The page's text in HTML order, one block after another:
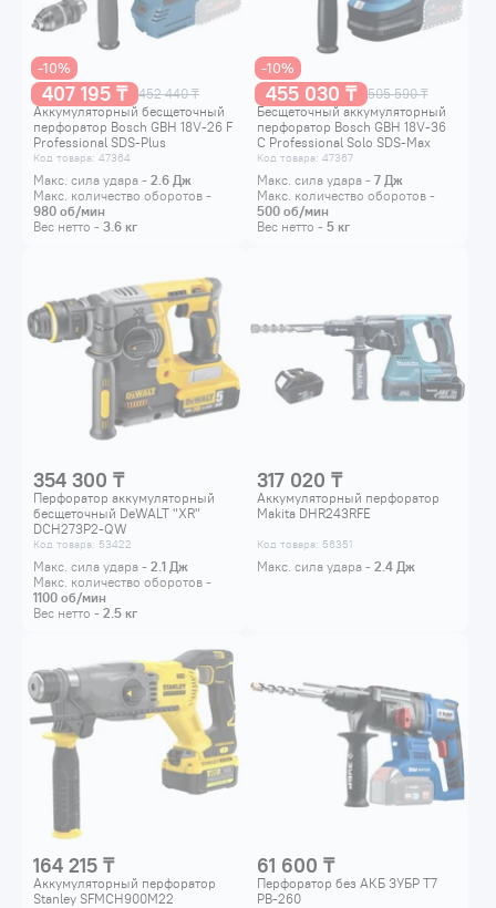
407 195 ₸ 452 440 ₸
-10%
Аккумуляторный бесщеточный
перфоратор Bosch GBH 18V-26 F
Professional SDS-Plus
0611910003
Код товара: 47364
Макс. сила удара - 2.6 Дж
Макс. количество оборотов -
980 об/мин
Вес нетто - 3.6 кг
455 030 ₸ 505 590 ₸
-10%
Бесщеточный аккумуляторный
перфоратор Bosch GBH 18V-36
C Professional Solo SDS-Max
0611915021
Код товара: 47367
Макс. сила удара - 7Дж
Макс. количество оборотов -
500об/мин
Вес нетто - 5кг
354 300 ₸
Перфоратор аккумуляторный
бесщеточный DeWALT "XR"
DCH273P2-QW
Код товара: 53422
Макс. сила удара - 2.1 Дж
Макс. количество оборотов -
1100 об/мин
Вес нетто - 2.5 кг
317 020 ₸
Аккумуляторный перфоратор
Makita DHR243RFE
Код товара: 56351
Макс. сила удара - 2.4Дж
164 215 ₸
Аккумуляторный перфоратор
Stanley SFMCH900M22
61 600 ₸
Перфоратор без АКБ ЗУБР Т7
PB-260